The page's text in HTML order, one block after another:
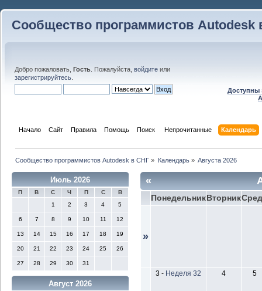
Сообщество программистов Autodesk
Добро пожаловать, Гость . Пожалуйста, войдите или
зарегистрируйтесь
Доступны
Начало Сайт Правила Помощь Поиск Непрочитанные Календарь
Сообщество программистов Autodesk в СНГ » Календарь» Августа 2026
Июль 2026
П В С Ч П С
В
1
2 3 4 5
6 7 8 9 10 11 12
13 14 15 16 17 18 19
20 21 22 23 24 25 26
27 28 29 30 31
Август 2026
«
ПонедельникВторник
»
3 - Неделя 32 4 5